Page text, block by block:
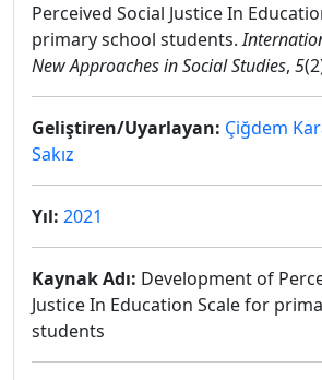
Perceived Social Justice In
primary school students.
New Approaches in Social Studies, 5
Geliştiren/Uyarlayan: Çiğdem
Sakız
Yıl: 2021
Kaynak Adı: Development of
Justice In Education Scale for
students